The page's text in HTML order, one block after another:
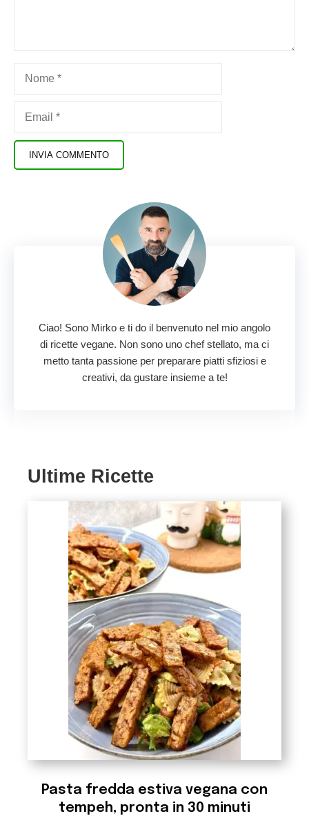
Ciao! Sono Mirko e ti do il benvenuto nel mio angolo
di ricette vegane. Non sono uno chef stellato, ma ci
metto tanta passione per preparare piatti sfiziosi e
creativi, da gustare insieme a te!
Ultime Ricette
Pasta fredda estiva vegana con
tempeh, pronta in 30 minuti